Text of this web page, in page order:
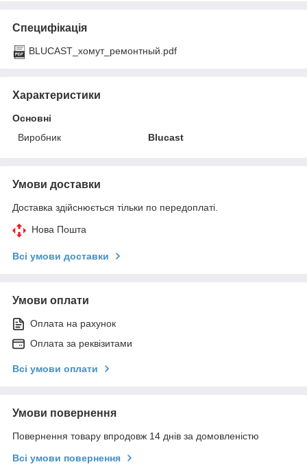
Специфікація
BLUCAST_хомут_ремонтный.pdf
Характеристики
Основні
Виробник
Blucast
Умови доставки
Доставка здійснюється тільки по передоплаті.
Нова Пошта
Всі умови доставки
Умови оплати
Оплата на рахунок
Оплата за реквізитами
Всі умови оплати
Умови повернення
Повернення товару впродовж 14 днів за домовленістю
Всі умови повернення